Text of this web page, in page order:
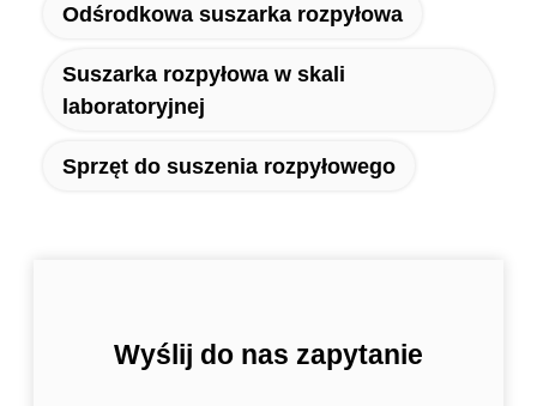
Odśrodkowa suszarka rozpyłowa
Suszarka rozpyłowa w skali
laboratoryjnej
Sprzęt do suszenia rozpyłowego
Wyślij do nas zapytanie